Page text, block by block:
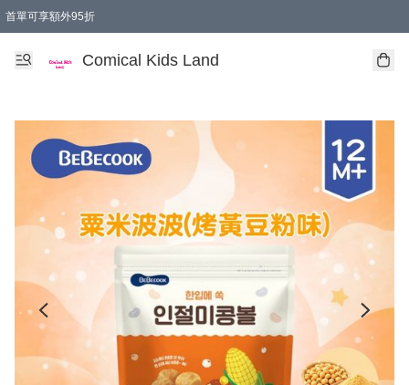
首單可享額外95折
Comical Kids Land